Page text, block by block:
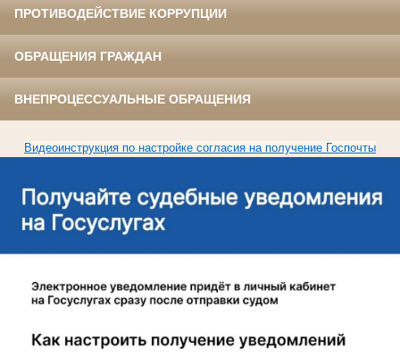
ПРОТИВОДЕЙСТВИЕ КОРРУПЦИИ
ОБРАЩЕНИЯ ГРАЖДАН
ВНЕПРОЦЕССУАЛЬНЫЕ ОБРАЩЕНИЯ
Видеоинструкция по настройке согласия на получение Госпочты